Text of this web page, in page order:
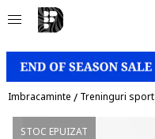
Imbracaminte / Treninguri sport
STOC EPUIZAT